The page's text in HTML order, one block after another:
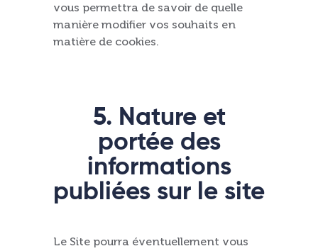
vous permettra de savoir de quelle
manière modifier vos souhaits en
matière de cookies.
5. Nature et
portée des
informations
publiées sur le site
Le Site pourra éventuellement vous